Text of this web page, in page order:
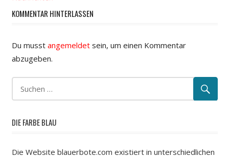
KOMMENTAR HINTERLASSEN
Du musst angemeldetsein, um einen Kommentar
abzugeben.
DIE FARBE BLAU
Die Website blauerbote.com existiert in unterschiedlichen